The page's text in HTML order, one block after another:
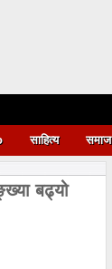
साहित्य समाज
बढ्यो